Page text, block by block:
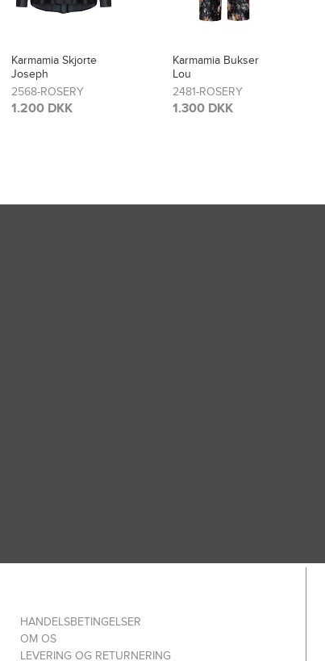
Karmamia Skjorte
Joseph
2568-ROSERY
1.200 DKK
Karmamia Bukser
Lou
2481-ROSERY
1.300 DKK
HANDELSBETINGELSER
OM OS
LEVERING OG RETURNERING